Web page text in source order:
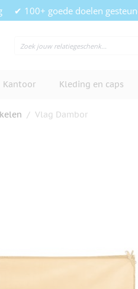
✔ 100+ goede doelen
Kantoor Kleding en caps
/ Vlag Dambor